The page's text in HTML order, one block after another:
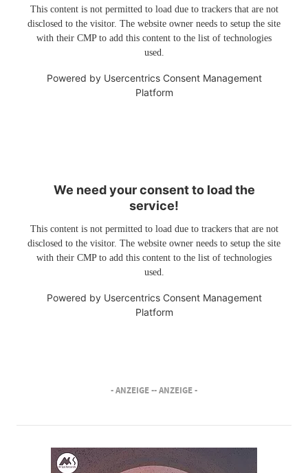
This content is not permitted to load due to trackers that are not
disclosed to the visitor. The website owner needs to setup the site
with their CMP to add this content to the list of technologies
used.
Powered by Usercentrics Consent Management
Platform
We need your consent to load the
service!
This content is not permitted to load due to trackers that are not
disclosed to the visitor. The website owner needs to setup the site
with their CMP to add this content to the list of technologies
used.
Powered by Usercentrics Consent Management
Platform
- ANZEIGE -- ANZEIGE -